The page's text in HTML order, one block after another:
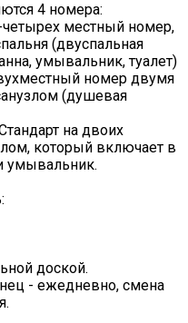
4 номера:
местный номер,
(двуспальная
умывальник, туалет)
номер двумя
(душевая
на двоих
который включает в
умывальник.
доской.
- ежедневно, смена